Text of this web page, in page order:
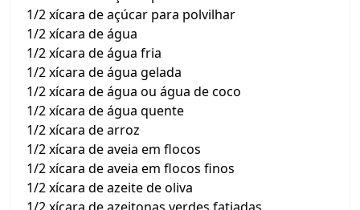
1/2 xícara de açúcar para polvilhar
1/2 xícara de água
1/2 xícara de água fria
1/2 xícara de água gelada
1/2 xícara de água ou água de coco
1/2 xícara de água quente
1/2 xícara de arroz
1/2 xícara de aveia em flocos
1/2 xícara de aveia em flocos finos
1/2 xícara de azeite de oliva